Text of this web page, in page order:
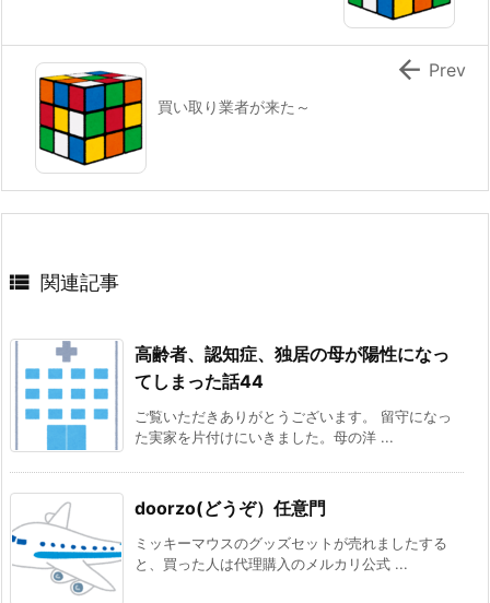
買い取り業者が来た～
 Prev
 関連記事
高齢者、認知症、独居の母が陽性になっ
てしまった話44
ご覧いただきありがとうございます。 留守になっ
た実家を片付けにいきました。母の洋 ...
doorzo(どうぞ）任意門
ミッキーマウスのグッズセットが売れましたする
と、買った人は代理購入のメルカリ公式 ...